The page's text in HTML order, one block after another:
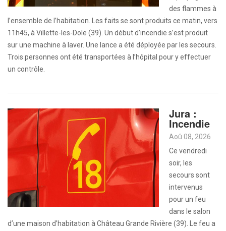
des flammes à
l’ensemble de l’habitation. Les faits se sont produits ce matin, vers
11h45, à Villette-les-Dole (39). Un début d’incendie s’est produit
sur une machine à laver. Une lance a été déployée par les secours.
Trois personnes ont été transportées à l’hôpital pour y effectuer
un contrôle.
Jura :
Incendie
Aoû 08, 2026
Ce vendredi
soir, les
secours sont
intervenus
pour un feu
dans le salon
d’une maison d’habitation à Château Grande Rivière (39). Le feu a